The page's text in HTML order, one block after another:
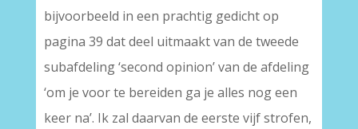
bijvoorbeeld in een prachtig gedicht op
pagina 39 dat deel uitmaakt van de tweede
subafdeling ‘second opinion’ van de afdeling
‘om je voor te bereiden ga je alles nog een
keer na’. Ik zal daarvan de eerste vijf strofen,